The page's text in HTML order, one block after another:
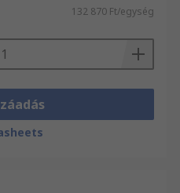
132 870 Ft/egység